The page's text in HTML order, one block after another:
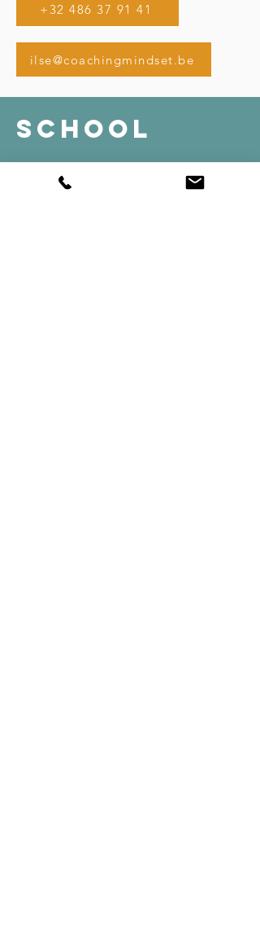
+32 486 37 91 41
ilse@coachingmindset.be
SCHOOL
die een ingrijpende gebeurtenis meemaakten.